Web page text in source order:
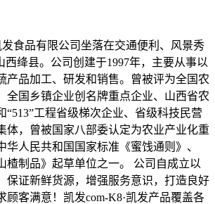
发食品有限公司坐落在交通便利、风景秀
绛县。公司创建于1997年，主要从事以
产品加工、研发和销售。曾被评为全国农
全国乡镇企业创名牌重点企业、山西省农
“513”工程省级梯次企业、省级科技民营
体，曾被国家八部委认定为农业产业化重
华人民共和国国家标准《蜜饯通则》、
楂制品》起草单位之一。 公司自成立以
保证新鲜货源，增强服务意识，打造良好
顾客满意！凯发com-K8·凯发产品覆盖各